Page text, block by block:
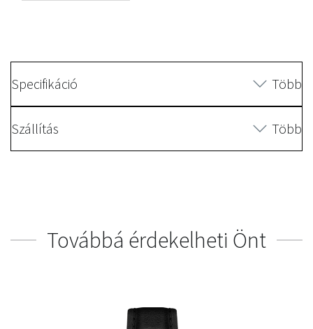
Specifikáció Több
Szállítás Több
Továbbá érdekelheti Önt